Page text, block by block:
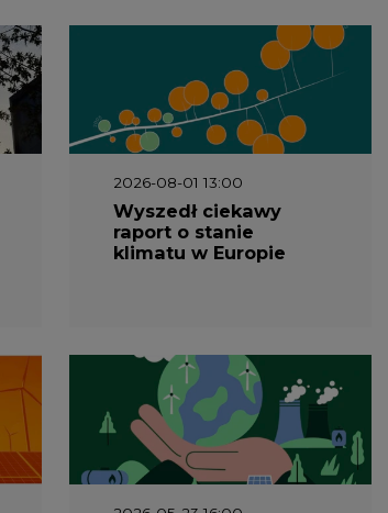
2026-08-01 13:00
Wyszedł ciekawy
raport o stanie
klimatu w Europie